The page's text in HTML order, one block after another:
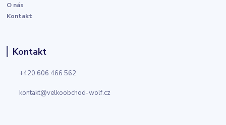
O nás
Kontakt
Kontakt
+420 606 466 562
kontakt@velkoobchod-wolf.cz